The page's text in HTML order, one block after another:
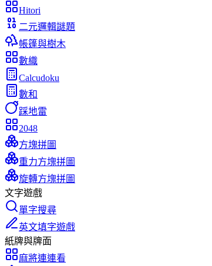
Hitori
二元邏輯謎題
帳篷與樹木
數織
Calcudoku
數和
踩地雷
2048
方塊拼圖
重力方塊拼圖
旋轉方塊拼圖
文字遊戲
單字搜尋
英文填字遊戲
紙牌與牌面
麻將連連看